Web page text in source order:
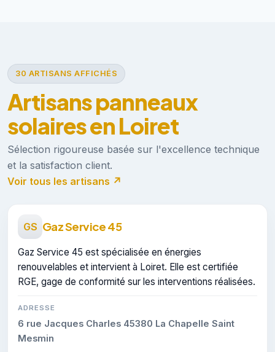
30 ARTISANS AFFICHÉS
Artisans panneaux
solaires en Loiret
Sélection rigoureuse basée sur l'excellence technique
et la satisfaction client.
Voir tous les artisans ↗
GS Gaz Service 45
Gaz Service 45 est spécialisée en énergies
renouvelables et intervient à Loiret. Elle est certifiée
RGE, gage de conformité sur les interventions réalisées.
ADRESSE
6 rue Jacques Charles 45380 La Chapelle Saint
Mesmin